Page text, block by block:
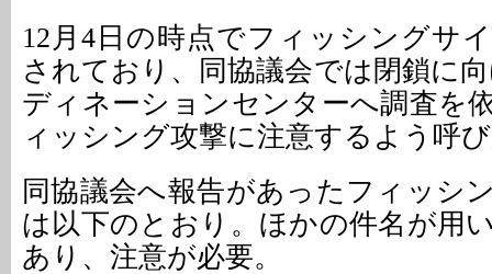
12月4日の時点でフィッシングサ
されており、同協議会では閉鎖に向
ディネーションセンターへ調査を
ィッシング攻撃に注意するよう呼
同協議会へ報告があったフィッシ
は以下のとおり。ほかの件名が用
あり、注意が必要。